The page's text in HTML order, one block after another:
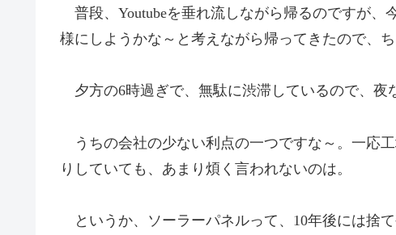
普段、Youtubeを垂れ流しながら帰るのですが
様にしようかな～と考えながら帰ってきたので、
夕方の6時過ぎで、無駄に渋滞しているので、夜
うちの会社の少ない利点の一つですな～。一応
りしていても、あまり煩く言われないのは。
というか、ソーラーパネルって、10年後には捨て